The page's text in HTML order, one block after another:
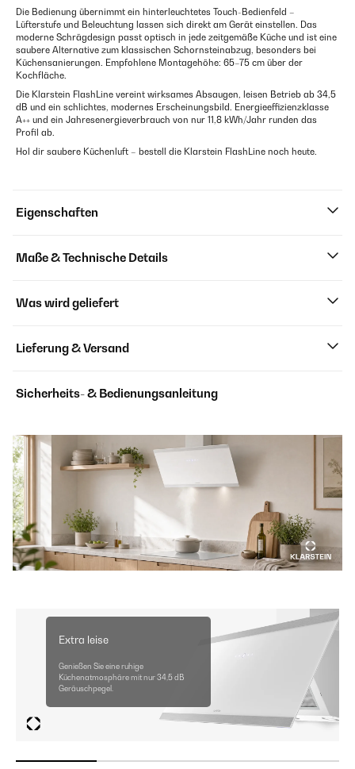
Die Bedienung übernimmt ein hinterleuchtetes Touch-Bedienfeld –
Lüfterstufe und Beleuchtung lassen sich direkt am Gerät einstellen. Das
moderne Schrägdesign passt optisch in jede zeitgemäße Küche und ist eine
saubere Alternative zum klassischen Schornsteinabzug, besonders bei
Küchensanierungen. Empfohlene Montagehöhe: 65–75 cm über der
Kochfläche.
Die Klarstein FlashLine vereint wirksames Absaugen, leisen Betrieb ab 34,5
dB und ein schlichtes, modernes Erscheinungsbild. Energieeffizienzklasse
A++ und ein Jahresenergieverbrauch von nur 11,8 kWh/Jahr runden das
Profil ab.
Hol dir saubere Küchenluft – bestell die Klarstein FlashLine noch heute.
Eigenschaften
Maße & Technische Details
Was wird geliefert
Lieferung & Versand
Sicherheits- & Bedienungsanleitung
Extra leise
Genießen Sie eine ruhige
Küchenatmosphäre mit nur 34,5 dB
Geräuschpegel.